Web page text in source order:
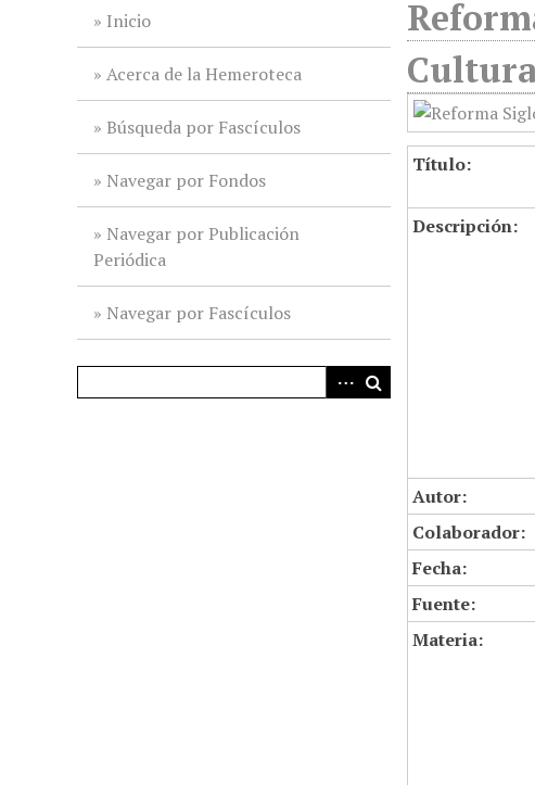
Inicio
Acerca de la Hemeroteca
Búsqueda por Fascículos
Navegar por Fondos
Navegar por Publicación
Periódica
Navegar por Fascículos
Título:
Descripción:
Autor:
Colaborador:
Fecha:
Fuente:
Materia: